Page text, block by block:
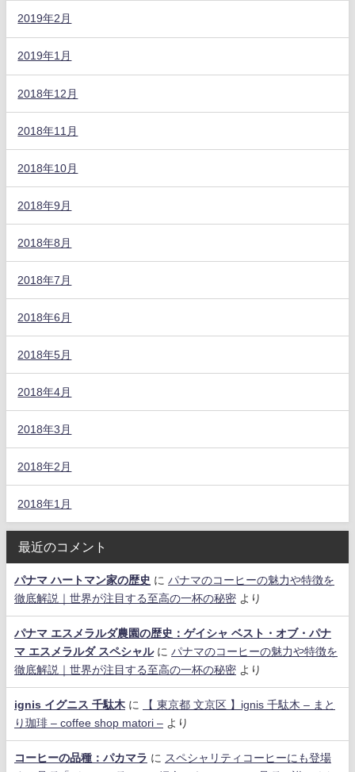
2019年2月
2019年1月
2018年12月
2018年11月
2018年10月
2018年9月
2018年8月
2018年7月
2018年6月
2018年5月
2018年4月
2018年3月
2018年2月
2018年1月
最近のコメント
パナマ ハートマン家の歴史 に パナマのコーヒーの魅力や特徴を
徹底解説｜世界が注目する至高の一杯の秘密 より
パナマ エスメラルダ農園の歴史：ゲイシャ ベスト・オブ・パナ
マ エスメラルダ スペシャルに パナマのコーヒーの魅力や特徴を
徹底解説｜世界が注目する至高の一杯の秘密 より
ignis イグニス 千駄木に
【 東京都 文京区 】ignis 千駄木 – まと
り珈琲 – coffee shop matori – より
コーヒーの品種：パカマラ に スペシャリティコーヒーにも登場